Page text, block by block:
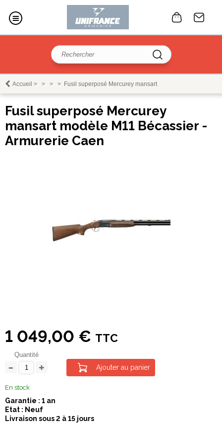
Accueil > > > > Fusil superposé Mercurey mansart
Fusil superposé Mercurey
mansart modèle M11 Bécassier -
Armurerie Caen
1 049,00 € TTC
Quantité
Ajouter au panier
En stock
Garantie : 1 an
Etat : Neuf
Livraison sous 2 à 15 jours